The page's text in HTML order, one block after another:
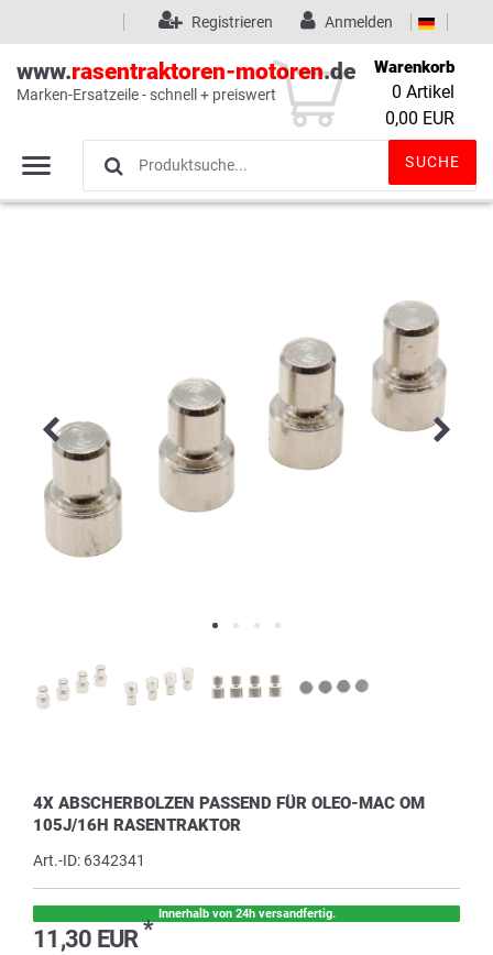
Wunschliste (0)
Anmelden
Registrieren
www.rasentraktoren-motoren.de
Marken-Ersatzeile - schnell + preiswert
SUCHE
Warenkorb
0 Artikel
0,00 EUR
4X ABSCHERBOLZEN PASSEND FÜR OLEO-MAC OM
105J/16H RASENTRAKTOR
Art.-ID: 6342341
Innerhalb von 24h versandfertig.
11,30 EUR*